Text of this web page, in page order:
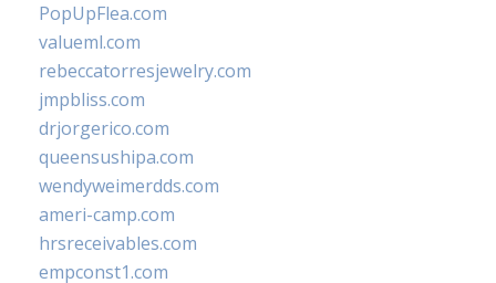
PopUpFlea.com
valueml.com
rebeccatorresjewelry.com
jmpbliss.com
drjorgerico.com
queensushipa.com
wendyweimerdds.com
ameri-camp.com
hrsreceivables.com
empconst1.com